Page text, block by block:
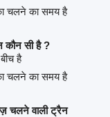
चलने का समय है
कौन सी है ?
है
चलने का समय है
चलने वाली ट्रैन